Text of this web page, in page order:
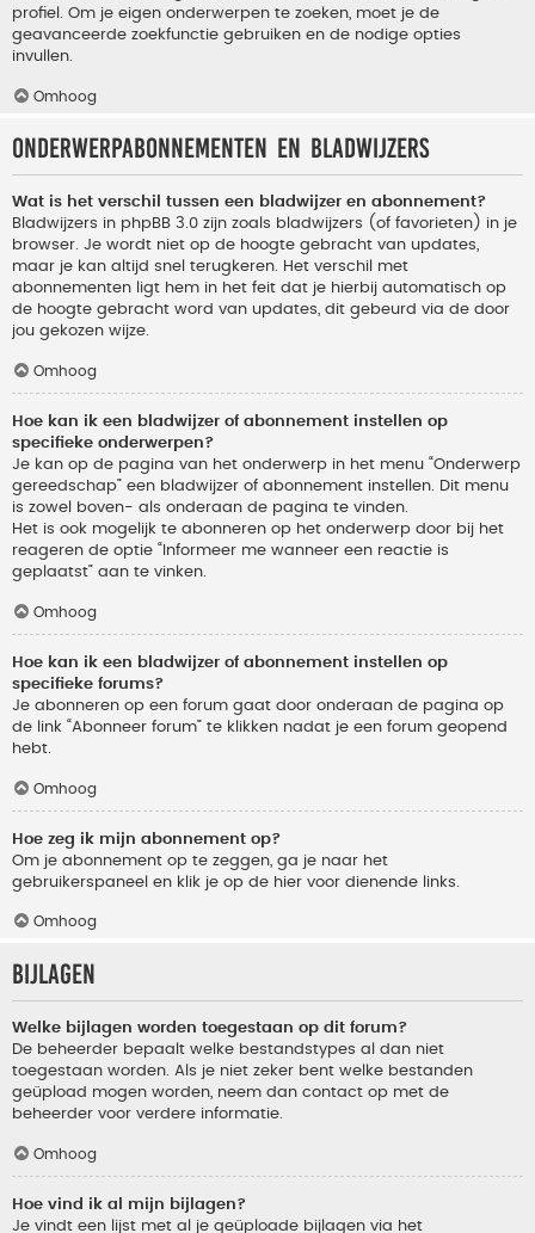
profiel. Om je eigen onderwerpen te zoeken, moet je de
geavanceerde zoekfunctie gebruiken en de nodige opties
invullen.
Omhoog
Onderwerpabonnementen en bladwijzers
Wat is het verschil tussen een bladwijzer en abonnement?
Bladwijzers in phpBB 3.0 zijn zoals bladwijzers (of favorieten) in je
browser. Je wordt niet op de hoogte gebracht van updates,
maar je kan altijd snel terugkeren. Het verschil met
abonnementen ligt hem in het feit dat je hierbij automatisch op
de hoogte gebracht word van updates, dit gebeurd via de door
jou gekozen wijze.
Omhoog
Hoe kan ik een bladwijzer of abonnement instellen op
specifieke onderwerpen?
Je kan op de pagina van het onderwerp in het menu “Onderwerp
gereedschap” een bladwijzer of abonnement instellen. Dit menu
is zowel boven- als onderaan de pagina te vinden.
Het is ook mogelijk te abonneren op het onderwerp door bij het
reageren de optie “Informeer me wanneer een reactie is
geplaatst” aan te vinken.
Omhoog
Hoe kan ik een bladwijzer of abonnement instellen op
specifieke forums?
Je abonneren op een forum gaat door onderaan de pagina op
de link “Abonneer forum” te klikken nadat je een forum geopend
hebt.
Omhoog
Hoe zeg ik mijn abonnement op?
Om je abonnement op te zeggen, ga je naar het
gebruikerspaneel en klik je op de hier voor dienende links.
Omhoog
Bijlagen
Welke bijlagen worden toegestaan op dit forum?
De beheerder bepaalt welke bestandstypes al dan niet
toegestaan worden. Als je niet zeker bent welke bestanden
geüpload mogen worden, neem dan contact op met de
beheerder voor verdere informatie.
Omhoog
Hoe vind ik al mijn bijlagen?
Je vindt een lijst met al je geüploade bijlagen via het